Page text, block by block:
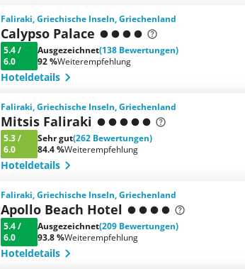
Faliraki, Griechische Inseln, Griechenland
Calypso Palace
5.4/
6.0
Ausgezeichnet(138 Bewertungen)
92 %Weiterempfehlung
Hoteldetails
Faliraki, Griechische Inseln, Griechenland
Mitsis Faliraki
5.3/
6.0
Sehr gut(262 Bewertungen)
84.4 %Weiterempfehlung
Hoteldetails
Faliraki, Griechische Inseln, Griechenland
Apollo Beach Hotel
5.4/
6.0
Ausgezeichnet(209 Bewertungen)
93.8 %Weiterempfehlung
Hoteldetails